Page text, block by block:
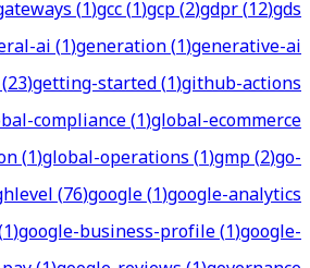
(1)gcc(1)gcp(2)gdpr(12)gds
ai(1)generation(1)generative-ai
23)getting-started(1)github-actions
compliance(1)global-ecommerce
(1)global-operations(1)gmp(2)go-
(76)google(1)google-analytics
1)google-business-profile(1)google-